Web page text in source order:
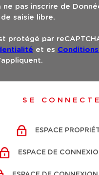
ne pas inscrire de
de saisie libre.
protégé par
et es
SE
ESPACE
ESPACE DE